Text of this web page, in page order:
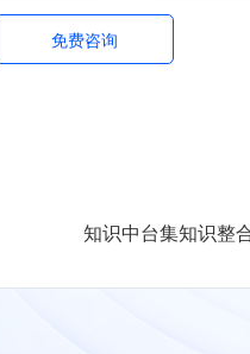
免费咨询
知识中台集知识整